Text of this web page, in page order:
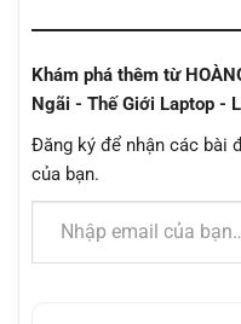
Khám phá thêm từ
Ngãi - Thế Giới Laptop -
Đăng ký để nhận các bài
của bạn.
Nhập email của bạn…